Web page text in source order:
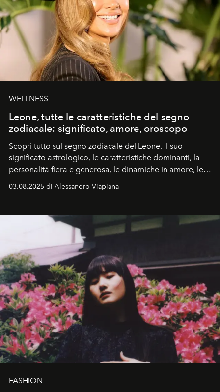
WELLNESS
Leone, tutte le caratteristiche del segno
zodiacale: significato, amore, oroscopo
Scopri tutto sul segno zodiacale del Leone. Il suo
significato astrologico, le caratteristiche dominanti, la
personalità fiera e generosa, le dinamiche in amore, le
affinità di coppia
oroscopo Leone 2026
Dalla simbologia al potere del Sole, un viaggio nella
magnetici dello zodiaco.
03.08.2025 di Alessandro Viapiana
FASHION